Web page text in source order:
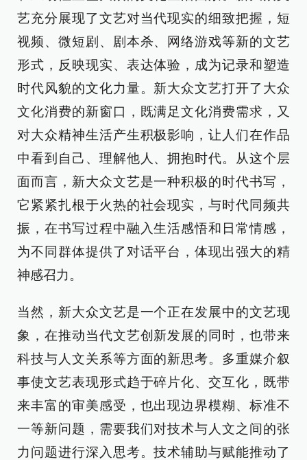
艺充分展现了文艺对当代现实的细致把握，短
视频、微短剧、剧本杀、网络游戏等新的文艺
形式，反映现实、表达体验，成为记录和塑造
时代风貌的文化力量。新大众文艺打开了大众
文化消费的新窗口，既满足文化消费需求，又
对大众精神生活产生积极影响，让人们在作品
中看到自己、理解他人、拥抱时代。从这个层
面而言，新大众文艺是一种积极的时代书写，
它紧紧扎根于火热的社会现实，与时代同频共
振，在书写过程中融入生活感悟和日常情感，
为不同群体提供了对话平台，体现出强大的精
神感召力。
当然，新大众文艺是一个正在发展中的文艺现
象，在推动当代文艺创新发展的同时，也带来
科技与人文关系等方面的新思考。多重媒介叙
事使文艺表现形式趋于碎片化、交互化，既带
来丰富的审美感受，也出现边界模糊、标准不
一等新问题，需要我们对技术与人文之间的张
力问题进行深入思考。技术辅助与赋能推动了